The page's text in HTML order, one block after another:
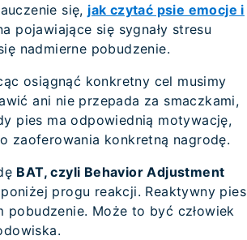
się, jak czytać psie emocje i
pojawiające się sygnały stresu
nadmierne pobudzenie.
osiągnąć konkretny cel musimy
ani nie przepada za smaczkami,
pies ma odpowiednią motywację,
zaoferowania konkretną nagrodę.
BAT, czyli Behavior Adjustment
progu reakcji. Reaktywny pies
Może to być człowiek